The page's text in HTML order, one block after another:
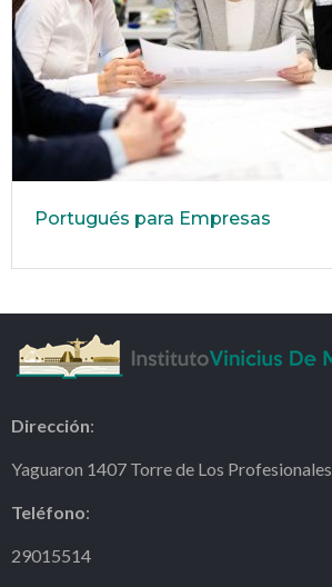
Portugués para Empresas
Dirección:
Yaguaron 1407 Torre de Los Profesionales
Teléfono:
29015514